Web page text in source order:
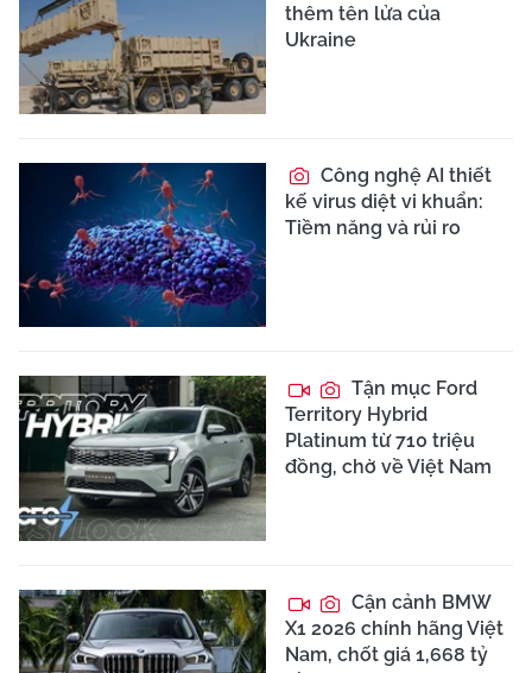
thêm tên lửa của
Ukraine
Công nghệ AI thiết
kế virus diệt vi khuẩn:
Tiềm năng và rủi ro
Tận mục Ford
Territory Hybrid
Platinum từ 710 triệu
đồng, chờ về Việt Nam
Cận cảnh BMW
X1 2026 chính hãng Việt
Nam, chốt giá 1,668 tỷ